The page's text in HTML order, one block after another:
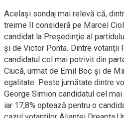
Acelaşi sondaj mai relevă că,
treime îl consideră pe Marcel
candidat la Preşedinţie al
şi de Victor Ponta. Dintre votanţii
candidatul cel mai potrivit din
Ciucă, urmat de Emil Boc şi de
egalitate. Peste jumătate dintre
George Simion candidatul cel
iar 17,8% optează pentru o